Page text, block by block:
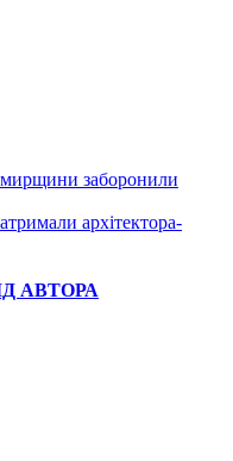
заборонили
архітектора-
АВТОРА